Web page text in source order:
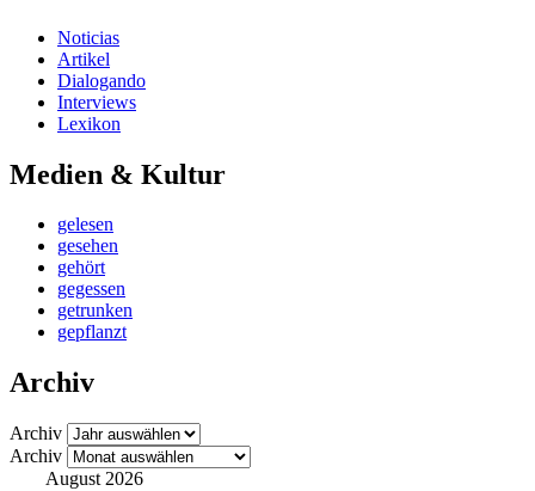
Noticias
Artikel
Dialogando
Interviews
Lexikon
Medien & Kultur
gelesen
gesehen
gehört
gegessen
getrunken
gepflanzt
Archiv
Archiv
Archiv
August 2026